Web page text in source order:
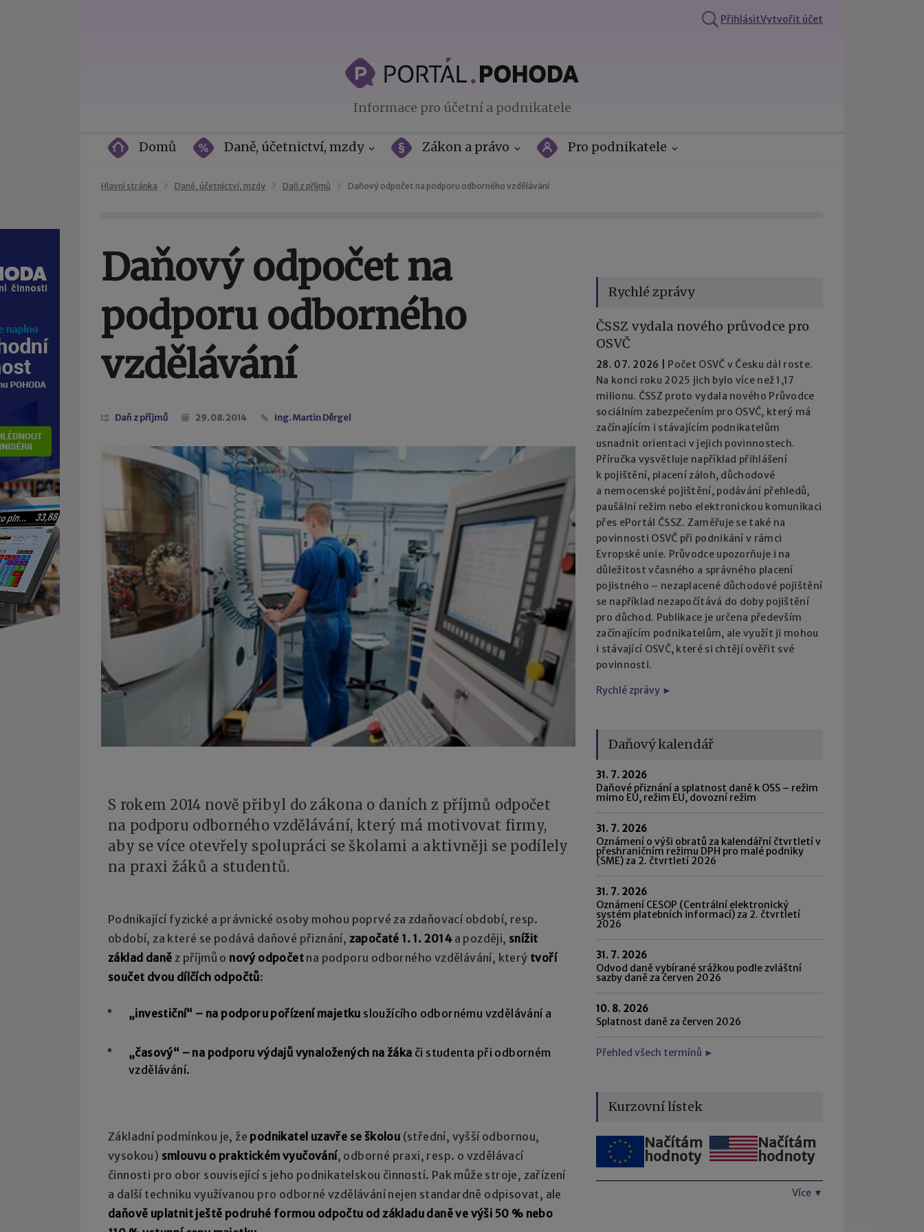
PřihlásitVytvořit účet
Informace pro účetní a podnikatele
Domů Daně, účetnictví, mzdy Zákon a právo Pro podnikatele
Hlavní stránka Daně, účetnictví, mzdy Daň z příjmů Daňový odpočet na podporu odborného vzdělávání
Daňový odpočet na
podporu odborného
vzdělávání
Daň z příjmů 29. 08. 2014 Ing. Martin Děrgel
S rokem 2014 nově přibyl do zákona o daních z příjmů odpočet
na podporu odborného vzdělávání, který má motivovat firmy,
aby se více otevřely spolupráci se školami a aktivněji se podílely
na praxi žáků a studentů.
Podnikající fyzické a právnické osoby mohou poprvé za zdaňovací období, resp.
období, za které se podává daňové přiznání, započaté 1. 1. 2014a později, snížit
základ daně z příjmů o nový odpočet na podporu odborného vzdělávání, který tvoří
součet dvou dílčích odpočtů:
„investiční“ – na podporu pořízení majetku sloužícího odbornému vzdělávání a
„časový“ – na podporu výdajů vynaložených na žáka či studenta při odborném
vzdělávání.
Základní podmínkou je, že podnikatel uzavře se školou (střední, vyšší odbornou,
vysokou) smlouvu o praktickém vyučování, odborné praxi, resp. o vzdělávací
činnosti pro obor související s jeho podnikatelskou činností. Pak může stroje, zařízení
a další techniku využívanou pro odborné vzdělávání nejen standardně odpisovat, ale
daňově uplatnit ještě podruhé formou odpočtu od základu daně ve výši 50 % nebo
Rychlé zprávy
ČSSZ vydala nového průvodce pro
OSVČ
28. 07. 2026
Počet OSVČ v Česku dál roste.
Na konci roku 2025 jich bylo více než 1,17
milionu. ČSSZ proto vydala nového Průvodce
sociálním zabezpečením pro OSVČ, který má
začínajícím i stávajícím podnikatelům
usnadnit orientaci v jejich povinnostech.
Příručka vysvětluje například přihlášení
k pojištění, placení záloh, důchodové
a nemocenské pojištění, podávání přehledů,
paušální režim nebo elektronickou komunikaci
přes ePortál ČSSZ. Zaměřuje se také na
povinnosti OSVČ při podnikání v rámci
Evropské unie. Průvodce upozorňuje i na
důležitost včasného a správného placení
pojistného – nezaplacené důchodové pojištění
se například nezapočítává do doby pojištění
pro důchod. Publikace je určena především
začínajícím podnikatelům, ale využít ji mohou
i stávající OSVČ, které si chtějí ověřit své
povinnosti.
Rychlé zprávy ►
Daňový kalendář
31. 7. 2026
Daňové přiznání a splatnost daně k OSS – režim
mimo EU, režim EU, dovozní režim
31. 7. 2026
Oznámení o výši obratů za kalendářní čtvrtletí v
přeshraničním režimu DPH pro malé podniky
(SME) za 2. čtvrtletí 2026
31. 7. 2026
Oznámení CESOP (Centrální elektronický
systém platebních informací) za 2. čtvrtletí
2026
31. 7. 2026
Odvod daně vybírané srážkou podle zvláštní
sazby daně za červen 2026
10. 8. 2026
Splatnost daně za červen 2026
Přehled všech termínů ►
Kurzovní lístek
Načítám
hodnoty
Načítám
hodnoty
Více ▼